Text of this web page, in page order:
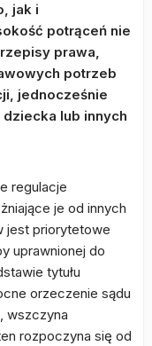
jak i
potrąceń nie
prawa,
potrzeb
jednocześnie
lub innych
regulacje
je od innych
jest priorytetowe
uprawnionej do
tytułu
orzeczenie sądu
wszczyna
rozpoczyna się od